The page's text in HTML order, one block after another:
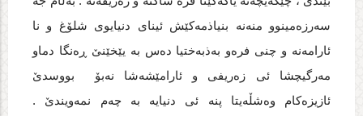
سه‌رزه‌مینوو منه‌نه‌ بنیاذمه‌کێش ئینای دنیایوی شلۆغ و نا
ئارامه‌نه‌ و چنی فره‌و به‌ذبه‌ختیا ده‌س به‌ یێخێنێ ڕه‌نگا دماو
مه‌رگیچشا ئی زه‌ریفی و ئارامێشه‌شا نه‌بۆ بووسدێ
ئازیزه‌کام وه‌شڵه‌یتا پنه‌ ئی دنیایه‌ به‌ چه‌م نمه‌ویندێ .